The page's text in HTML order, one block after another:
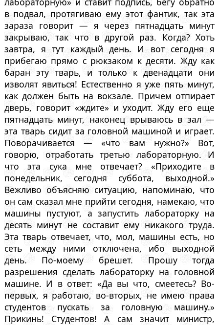
в подвал, протягиваю ему этот фантик, так эта
зараза говорит — я через пятнадцать минут
закрываю, так что в другой раз. Когда? Хоть
завтра, я тут каждый день. И вот сегодня я
прибегаю прямо с рюкзаком к десяти. Жду как
баран эту тварь, и только к двенадцати они
изволят явиться! Естественно я уже пять минут,
как должен быть на вокзале. Причем отпирает
дверь, говорит «ждите» и уходит. Жду его еще
пятнадцать минут, наконец врываюсь в зал —
эта тварь сидит за головной машиной и играет.
Поворачивается — «что вам нужно?» Вот,
говорю, отработать третью лабораторную. И
что эта сука мне отвечает? «Приходите в
понедельник, сегодня суббота, выходной.»
Вежливо объясняю ситуацию, напоминаю, что
он сам сказал мне прийти сегодня, намекаю, что
машины пустуют, а запустить лабораторку на
десять минут не составит ему никакого труда.
Эта тварь отвечает, что, мол, машины есть, но
сеть между ними отключена, ибо выходной
день. По-моему брешет. Прошу тогда
разрешения сделать лабораторку на головной
машине. И в ответ: «Да вы что, смеетесь? Во-
первых, я работаю, во-вторых, не имею права
студентов пускать за головную машину.»
Прикинь! Студентов! А сам значит министр,